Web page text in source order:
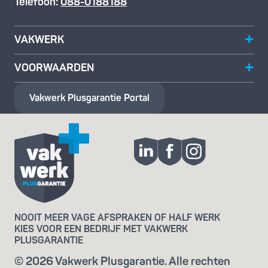
VAKWERK
VOORWAARDEN
Vakwerk Plusgarantie Portal
NOOIT MEER VAGE AFSPRAKEN OF HALF WERK
KIES VOOR EEN BEDRIJF MET VAKWERK
PLUSGARANTIE
© 2026 Vakwerk Plusgarantie. Alle rechten